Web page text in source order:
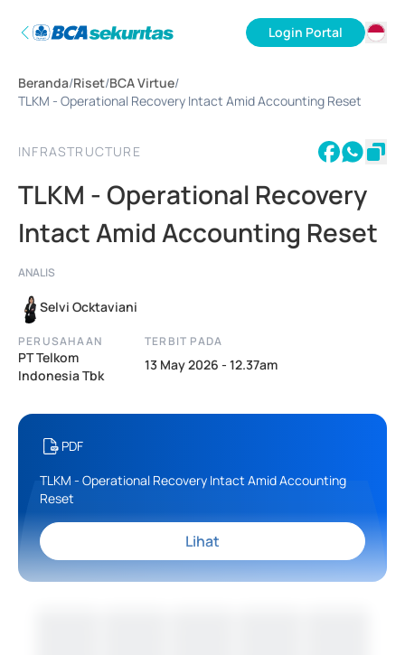
Login Portal
Beranda/Riset/BCA Virtue/
TLKM - Operational Recovery Intact Amid Accounting Reset
INFRASTRUCTURE
TLKM - Operational Recovery
Intact Amid Accounting Reset
ANALIS
Selvi Ocktaviani
PERUSAHAAN
PT Telkom
Indonesia Tbk
TERBIT PADA
13 May 2026 - 12.37am
PDF
TLKM - Operational Recovery Intact Amid Accounting
Reset
Lihat